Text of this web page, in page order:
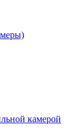
камерой